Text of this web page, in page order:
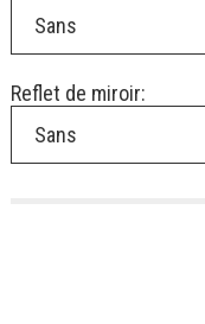
Sans
Reflet de miroir:
Sans